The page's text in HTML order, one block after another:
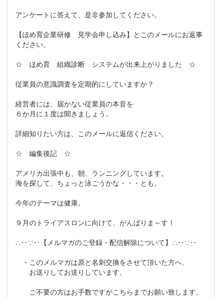
アンケートに答えて、是非参加してください。
【ほめ育企業研修 見学会申し込み】とこのメールにお返事
ください。
☆ ほめ育 組織診断 システムが出来上がりました ☆
従業員の意識調査を定期的にしていますか？
経営者には、届かない従業員の本音を
６か月に１度は聞きましょう。
詳細知りたい方は、このメールに返信ください。
☆ 編集後記 ☆
アメリカ出張中も、朝、ランニングしています。
海を探して、ちょっと泳ごうかな・・・とも。
今年のテーマは健康。
９月のトライアスロンに向けて、がんばりま～す！
∴‥∵‥【メルマガのご登録・配信解除について】∴‥∵‥
・このメルマガは原と名刺交換をさせて頂いた方へ、
お送りしてお送りしています。
ご不要の方はお手数ですがこちらまでお願い致します。